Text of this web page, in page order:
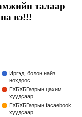
талаар
вэ!!!
Иргэд, болон найз
нөхдөөс
ГХБХБГазрын цахим
хуудсаар
ГХБХБГазрын facaebook
хуудсаар